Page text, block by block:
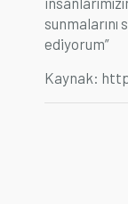
ediyorum”
Kaynak: